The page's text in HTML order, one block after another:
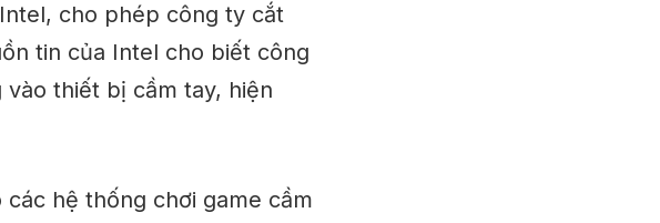
cho phép công ty cắt
tin của Intel cho biết công
thiết bị cầm tay, hiện
hệ thống chơi game cầm